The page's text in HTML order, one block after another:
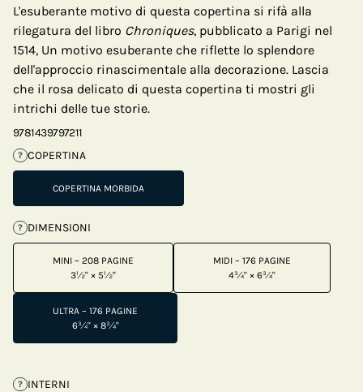
L'esuberante motivo di questa copertina si rifà alla
rilegatura del libro Chroniques, pubblicato a Parigi nel
1514, Un motivo esuberante che riflette lo splendore
dell'approccio rinascimentale alla decorazione. Lascia
che il rosa delicato di questa copertina ti mostri gli
intrichi delle tue storie.
9781439797211
? COPERTINA
COPERTINA MORBIDA
? DIMENSIONI
MINI – 208 PAGINE
3½" × 5½"
MIDI – 176 PAGINE
4¾" × 6¾"
ULTRA – 176 PAGINE
6¾" × 8¾"
? INTERNI